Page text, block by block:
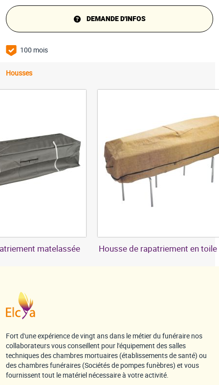
DEMANDE D'INFOS
100 mois
Housses
matelassée Housse de rapatriement en
Fort d'une expérience de vingt ans dans le métier du funéraire nos
collaborateurs vous conseillent pour l'équipement des salles
techniques des chambres mortuaires (établissements de santé) ou
des chambres funéraires (Sociétés de pompes funèbres) et vous
fournissent tout le matériel nécessaire à votre activité.